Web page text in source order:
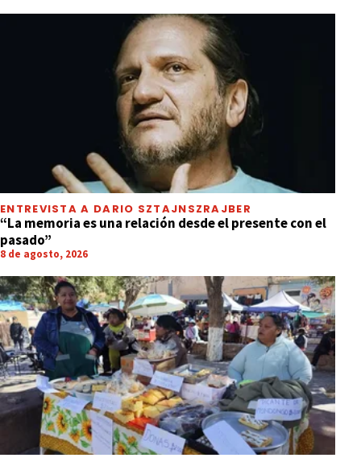
ENTREVISTA A DARIO SZTAJNSZRAJBER
“La memoria es una relación desde el presente con el
pasado”
8 de agosto, 2026